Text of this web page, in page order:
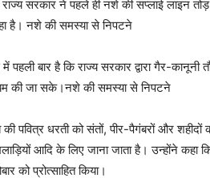
सरकार ने पहले ही नशे की सप्लाई लाइन
है। नशे की समस्या से निपटने
पहली बार है कि राज्य सरकार द्वारा गैर-
की जा सके।नशे की समस्या से निपटने
पवित्र धरती को संतों, पीर-पैगंबरों और
आदि के लिए जाना जाता है। उन्होंने
को प्रोत्साहित किया।